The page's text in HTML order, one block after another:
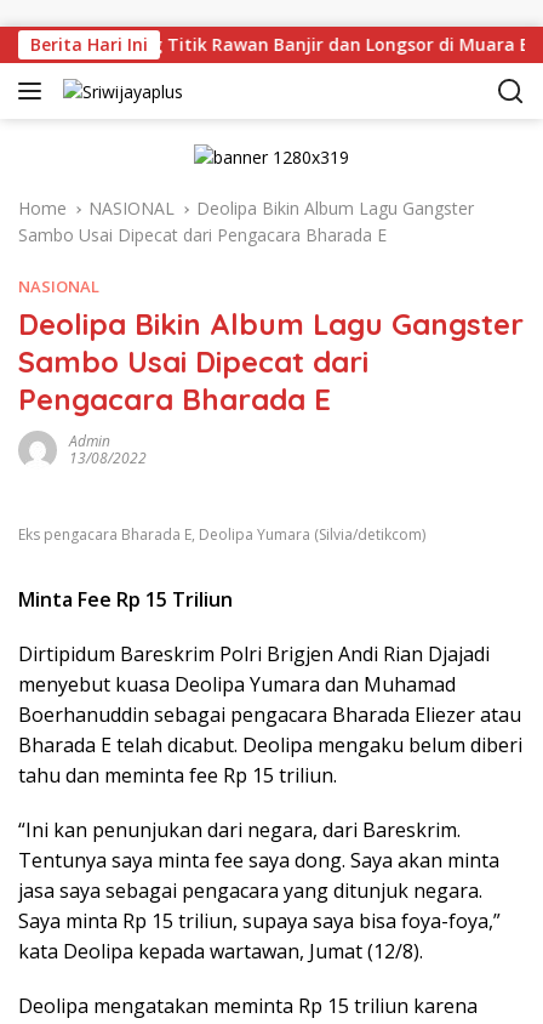
Berita Hari Ini
Langsung Titik Rawan Banjir dan Longsor di Muara
Home NASIONAL
Deolipa Bikin Album Lagu Gangster
Sambo Usai Dipecat dari Pengacara Bharada E
NASIONAL
Deolipa Bikin Album Lagu Gangster
Sambo Usai Dipecat dari
Pengacara Bharada E
Admin
13/08/2022
Eks pengacara Bharada E, Deolipa Yumara (Silvia/detikcom)
Minta Fee Rp 15 Triliun
Dirtipidum Bareskrim Polri Brigjen Andi Rian Djajadi
menyebut kuasa Deolipa Yumara dan Muhamad
Boerhanuddin sebagai pengacara Bharada Eliezer atau
Bharada E telah dicabut. Deolipa mengaku belum diberi
tahu dan meminta fee Rp 15 triliun.
“Ini kan penunjukan dari negara, dari Bareskrim.
Tentunya saya minta fee saya dong. Saya akan minta
jasa saya sebagai pengacara yang ditunjuk negara.
Saya minta Rp 15 triliun, supaya saya bisa foya-foya,”
kata Deolipa kepada wartawan, Jumat (12/8).
Deolipa mengatakan meminta Rp 15 triliun karena